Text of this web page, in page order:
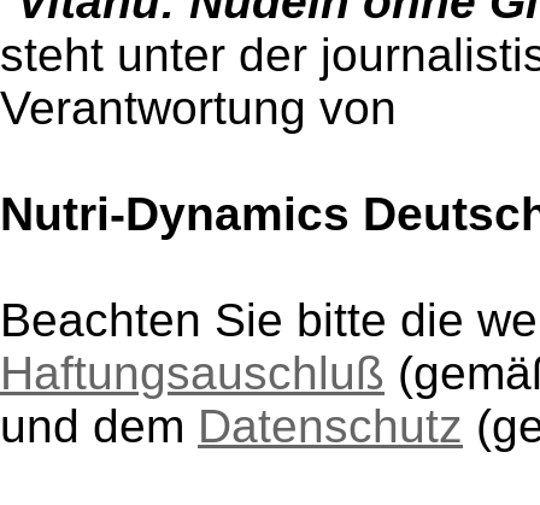
steht unter der
Verantwortung von
Nutri-Dynamics
Beachten Sie bitte die
Haftungsauschluß
und dem Datenschutz